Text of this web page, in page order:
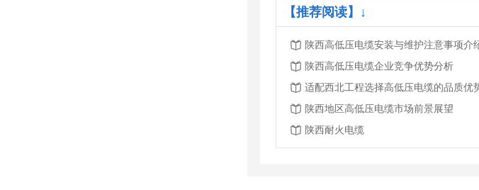
【推荐阅读】↓
陕西高低压电缆安装与维护注意事项介
陕西高低压电缆企业竞争优势分析
适配西北工程选择高低压电缆的品质优
陕西地区高低压电缆市场前景展望
陕西耐火电缆